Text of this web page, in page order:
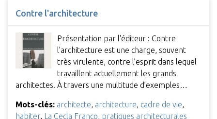
Contre l'architecture
Présentation par l'éditeur : Contre
l’architecture est une charge, souvent
très virulente, contre l’esprit dans lequel
travaillent actuellement les grands
architectes. À travers une multitude d’exemples…
Mots-clés: architecte architecture cadre de vie
habiter, La Cecla Franco pratiques architecturales